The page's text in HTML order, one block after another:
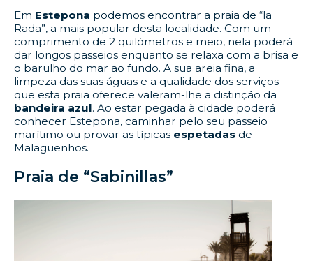
Em Estepona podemos encontrar a praia de “la
Rada”, a mais popular desta localidade. Com um
comprimento de 2 quilómetros e meio, nela poderá
dar longos passeios enquanto se relaxa com a brisa e
o barulho do mar ao fundo. A sua areia fina, a
limpeza das suas águas e a qualidade dos serviços
que esta praia oferece valeram-lhe a distinção da
bandeira azul. Ao estar pegada à cidade poderá
conhecer Estepona, caminhar pelo seu passeio
marítimo ou provar as típicas espetadas de
Malaguenhos.
Praia de “Sabinillas”